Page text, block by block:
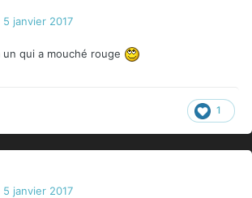
5 janvier 2017
qui a mouché rouge
1
5 janvier 2017